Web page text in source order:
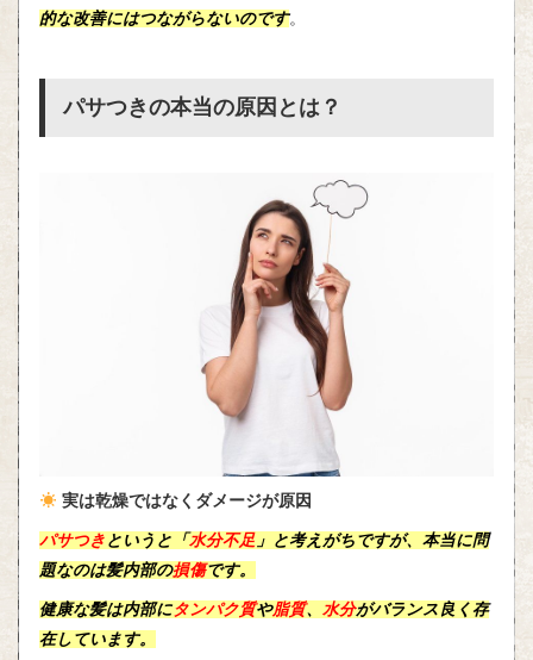
的な改善にはつながらないのです。
パサつきの本当の原因とは？
実は乾燥ではなくダメージが原因
パサつき というと「水分不足 」と考えがちですが、本当に問
題なのは髪内部の損傷です。
健康な髪は内部にタンパク質や脂質、 水分がバランス良く存
在しています。